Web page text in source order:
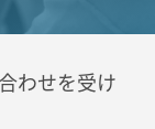
わせを受け